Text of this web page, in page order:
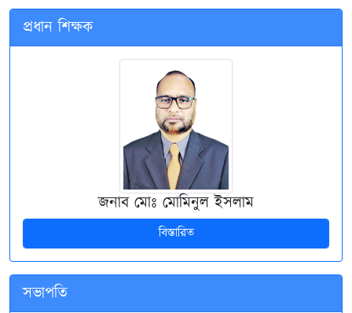
প্রধান শিক্ষক
জনাব মোঃ মোমিনুল ইসলাম
বিস্তারিত
সভাপতি